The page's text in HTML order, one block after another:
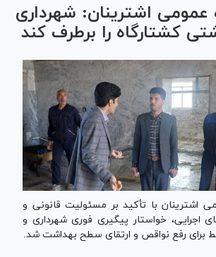
عمومی اشترینان: شهرداری
کشتارگاه را برطرف کند
اشترینان با تأکید بر مسئولیت قانونی و
اجرایی، خواستار پیگیری فوری شهرداری و
برای رفع نواقص و ارتقای سطح بهداشت شد.